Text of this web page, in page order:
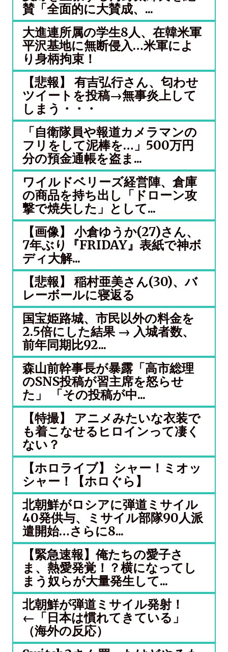
賛「全面的に大賛成、...
大進連所属の学生8人、在韓米軍
平沢基地に無断侵入…米軍によ
り身柄拘束！
【悲報】 有吉弘行さん、匂わせ
ツイートを投稿→無事炎上して
しまう・・・
「自衛隊員や報道カメラマンの
フリをして泥棒を…」500万円
分の預金通帳を盗ま...
ワイルドベリーズ経営陣、倉庫
の商品を持ち出し「ドローン攻
撃で焼失した」として...
【画像】 小倉ゆうか(27)さん、
7年ぶり『FRIDAY』表紙で神ボ
ディ大解...
【悲報】 稲村亜美さん(30)、バ
レーボールに寝返る
国宝姫路城、市民以外の料金を
2.5倍にした結果 → 入城者数、
前年同期比92...
森山前幹事長が暴露「高市総理
のSNS投稿が習主席を怒らせ
た」 「その投稿が中...
【特撮】 アニメみたいな衣装で
も着こなせるヒロインって凄く
ない？
【ホロライブ】 シャー！ミオッ
シャー！【ホロぐら】
北朝鮮がロシアに弾道ミサイル
40発供与、ミサイル部隊90人派
遣開始…さらに8...
【緊急速報】俺たちの愛子さ
ま、熱愛発覚！？横になってし
まう奴らが大量発生して...
北朝鮮が弾道ミサイル発射！
←「日本は慣れてきている」
（海外の反応）